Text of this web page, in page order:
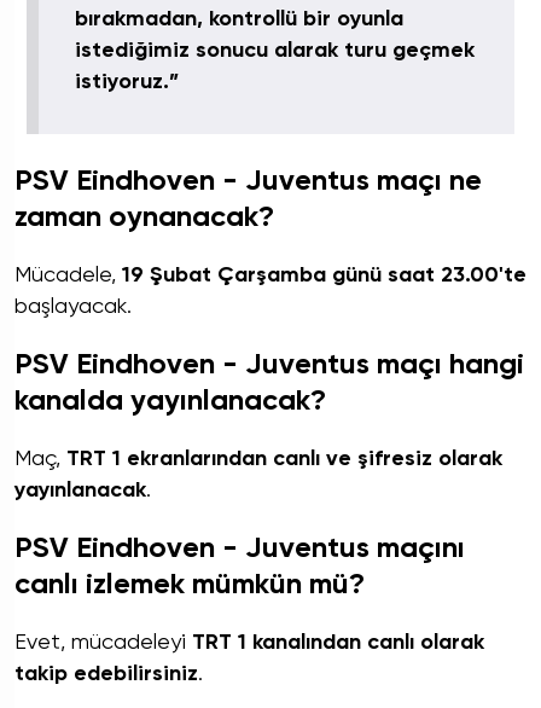
bırakmadan, kontrollü bir oyunla
istediğimiz sonucu alarak turu geçmek
istiyoruz.”
PSV Eindhoven - Juventus maçı ne
zaman oynanacak?
Mücadele, 19 Şubat Çarşamba günü saat 23.00'te
başlayacak.
PSV Eindhoven - Juventus maçı hangi
kanalda yayınlanacak?
Maç, TRT 1 ekranlarından canlı ve şifresiz olarak
yayınlanacak.
PSV Eindhoven - Juventus maçını
canlı izlemek mümkün mü?
Evet, mücadeleyi TRT 1 kanalından canlı olarak
takip edebilirsiniz.